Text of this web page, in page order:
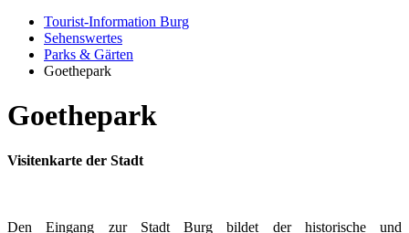
Tourist-Information Burg
Sehenswertes
Parks & Gärten
Goethepark
Goethepark
Visitenkarte der Stadt
Den Eingang zur Stadt Burg bildet der historische und